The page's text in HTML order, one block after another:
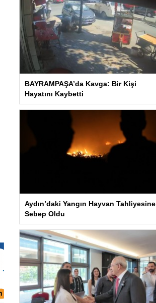
BAYRAMPAŞA’da Kavga: Bir Kişi
Hayatını Kaybetti
Aydın’daki Yangın Hayvan Tahliyesine
Sebep Oldu